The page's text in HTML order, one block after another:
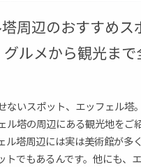
周辺のおすすめス
グルメから観光まで
ないスポット、エッフェル塔
ル塔の周辺にある観光地をご
ル塔周辺には実は美術館が多
トでもあるんです。他にも、